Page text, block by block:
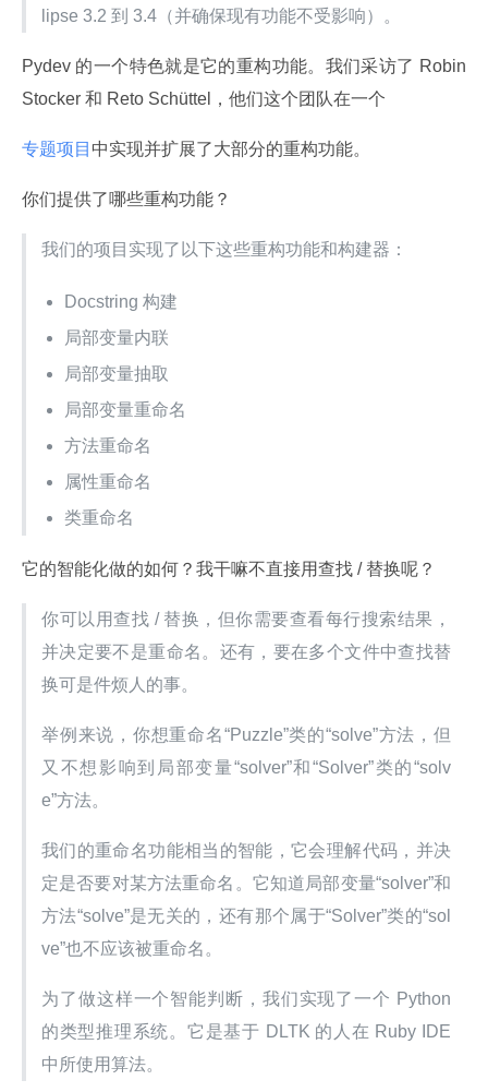
lipse 3.2 到 3.4（并确保现有功能不受影响）。
Pydev 的一个特色就是它的重构功能。我们采访了 Robin
Stocker 和 Reto Schüttel，他们这个团队在一个
专题项目 中实现并扩展了大部分的重构功能。
你们提供了哪些重构功能？
我们的项目实现了以下这些重构功能和构建器：
Docstring 构建
局部变量内联
局部变量抽取
局部变量重命名
方法重命名
属性重命名
类重命名
它的智能化做的如何？我干嘛不直接用查找 / 替换呢？
你可以用查找 / 替换，但你需要查看每行搜索结果，
并决定要不是重命名。还有，要在多个文件中查找替
换可是件烦人的事。
举例来说，你想重命名“Puzzle”类的“solve”方法，但
又不想影响到局部变量“solver”和“Solver”类的“solv
e”方法。
我们的重命名功能相当的智能，它会理解代码，并决
定是否要对某方法重命名。它知道局部变量“solver”和
方法“solve”是无关的，还有那个属于“Solver”类的“sol
ve”也不应该被重命名。
为了做这样一个智能判断，我们实现了一个 Python
的类型推理系统。它是基于 DLTK 的人在 Ruby IDE
中所使用算法。